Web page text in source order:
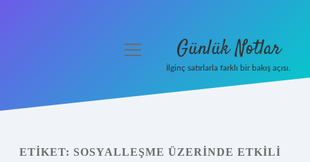
Yasal Uyarı
menüyü
Günlük Notlar
İlginç satırlarla farklı bir bakış açısı.
ETIKET: SOSYALLEŞME ÜZERINDE ETKILI